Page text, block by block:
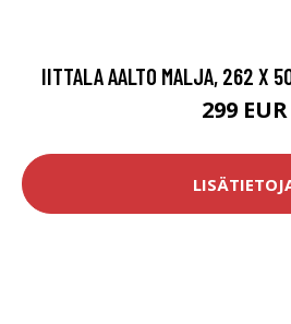
IITTALA AALTO MALJA, 262 X
299 EUR